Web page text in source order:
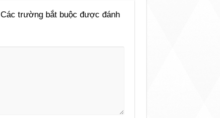
Các trường bắt buộc được đánh